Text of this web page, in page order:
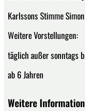
Karlssons Stimme
Weitere Vorstellungen:
täglich außer sonntags
ab 6 Jahren
Weitere